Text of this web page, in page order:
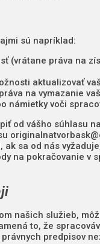
sú napríklad:
(vrátane práva na
aktualizovať
na vymazanie
námietky voči
od vášho súhlasu
ak sa od nás
na pokračovanie v
našich služieb,
to, že
predpisov